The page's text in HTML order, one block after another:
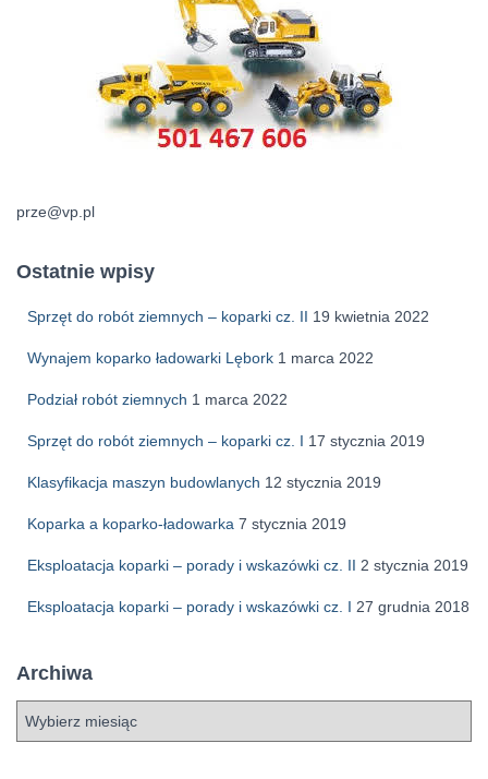
prze@vp.pl
Ostatnie wpisy
Sprzęt do robót ziemnych – koparki cz. II 19 kwietnia 2022
Wynajem koparko ładowarki Lębork 1 marca 2022
Podział robót ziemnych 1 marca 2022
Sprzęt do robót ziemnych – koparki cz. I 17 stycznia 2019
Klasyfikacja maszyn budowlanych 12 stycznia 2019
Koparka a koparko-ładowarka 7 stycznia 2019
Eksploatacja koparki – porady i wskazówki cz. II 2 stycznia 2019
Eksploatacja koparki – porady i wskazówki cz. I 27 grudnia 2018
Archiwa